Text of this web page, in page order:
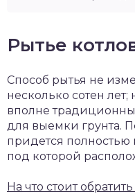
Рытье
Способ рытья не
несколько сотен
вполне
для выемки грунта.
придется полностью
под которой
На что стоит